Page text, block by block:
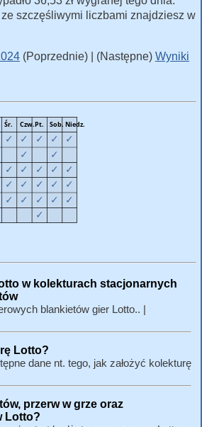
ze szczęśliwymi liczbami znajdziesz w
(Poprzednie) | (Następne) Wyniki
w kolekturach stacjonarnych
blankietów gier Lotto.. |
Lotto?
dane nt. tego, jak założyć kolekturę
przerw w grze oraz
Lotto?